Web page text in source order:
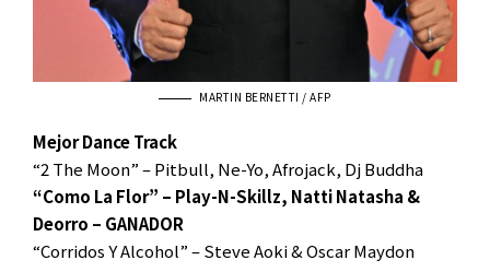
MARTIN BERNETTI / AFP
Mejor Dance Track
“2 The Moon” – Pitbull, Ne-Yo, Afrojack, Dj Buddha
“Como La Flor” – Play-N-Skillz, Natti Natasha &
Deorro – GANADOR
“Corridos Y Alcohol” – Steve Aoki & Oscar Maydon